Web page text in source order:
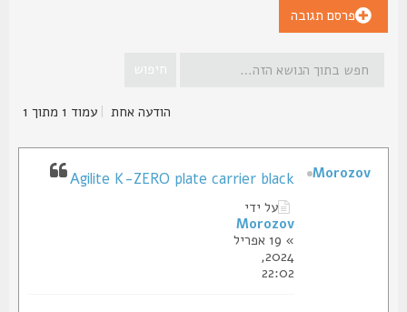
פרסם תגובה
הודעה אחת |עמוד1מתוך1
Agilite K-ZERO plate carrier black
על ידי
Morozov
» 19 אפריל
2024,
22:02
Morozov